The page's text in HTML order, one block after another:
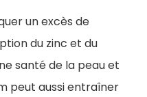
un excès de
du zinc et du
santé de la peau et
peut aussi entraîner